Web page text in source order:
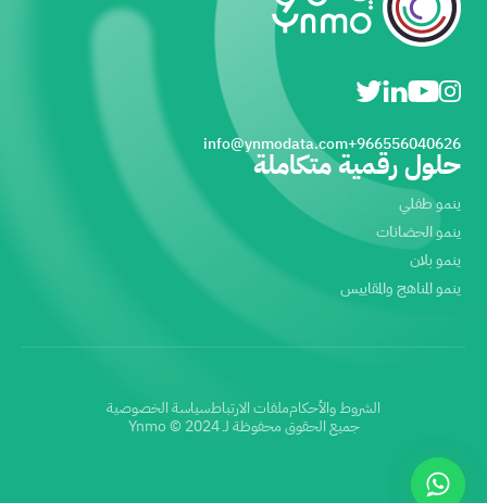
966556040626+
info@ynmodata.com
حلول رقمية متكاملة
ينمو طفلي
ينمو الحضانات
ينمو بلان
ينمو المناهج والمقاييس
جميع الحقوق محفوظة لـ Ynmo © 2024
الشروط والأحكامملفات الارتباطسياسة الخصوصية